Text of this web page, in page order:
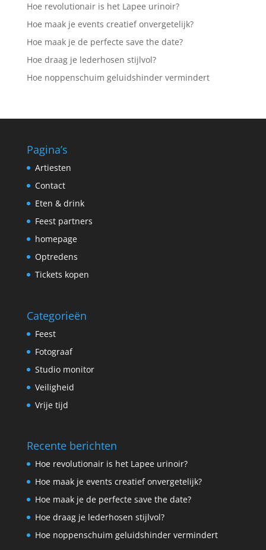
Hoe revolutionair is het Lapee urinoir?
Hoe maak je events creatief onvergetelijk?
Hoe maak je de perfecte save the date?
Hoe draag je lederhosen stijlvol?
Hoe noppenschuim geluidshinder vermindert
Pagina’s
Artiesten
Contact
Eten & drink
Feest partners
homepage
Optredens
Tickets kopen
Categorieën
Feest
Fotograaf
Studio monitor
Veiligheid
Vrije tijd
Recente berichten
Hoe revolutionair is het Lapee urinoir?
Hoe maak je events creatief onvergetelijk?
Hoe maak je de perfecte save the date?
Hoe draag je lederhosen stijlvol?
Hoe noppenschuim geluidshinder vermindert